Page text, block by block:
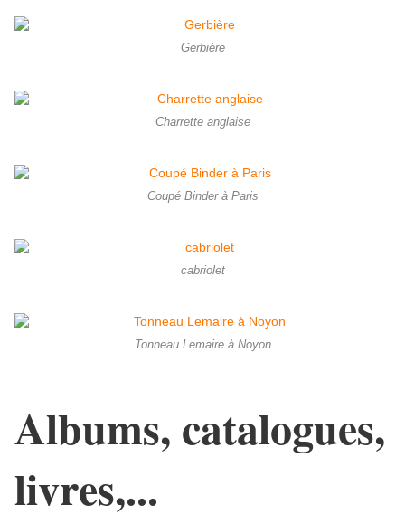
Gerbière
Charrette anglaise
Coupé Binder à Paris
cabriolet
Tonneau Lemaire à Noyon
Albums, catalogues,
livres,...